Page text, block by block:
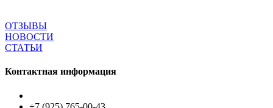
ОТЗЫВЫ
НОВОСТИ
СТАТЬИ
Контактная информация